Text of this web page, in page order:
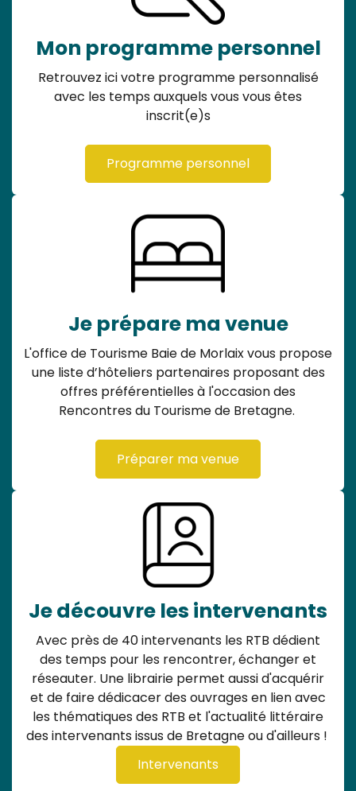
Mon programme personnel
Retrouvez ici votre programme personnalisé
avec les temps auxquels vous vous êtes
inscrit(e)s
Programme personnel
Je prépare ma venue
L'office de Tourisme Baie de Morlaix vous propose
une liste d’hôteliers partenaires proposant des
offres préférentielles à l'occasion des
Rencontres du Tourisme de Bretagne.
Préparer ma venue
Je découvre les intervenants
Avec près de 40 intervenants les RTB dédient
des temps pour les rencontrer, échanger et
réseauter. Une librairie permet aussi d'acquérir
et de faire dédicacer des ouvrages en lien avec
les thématiques des RTB et l'actualité littéraire
des intervenants issus de Bretagne ou d'ailleurs !
Intervenants